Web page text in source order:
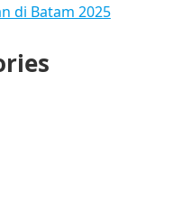
di Batam 2025